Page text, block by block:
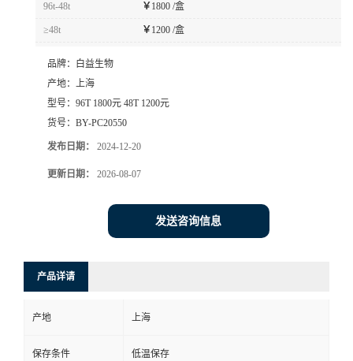
96t-48t ￥ 1800 /盒
≥48t ￥ 1200 /盒
品牌：
白益生物
产地： 上海
型号： 96T 1800元 48T 1200元
货号： BY-PC20550
发布日期： 2024-12-20
更新日期： 2026-08-07
发送咨询信息
产品详请
产地 上海
保存条件 低温保存